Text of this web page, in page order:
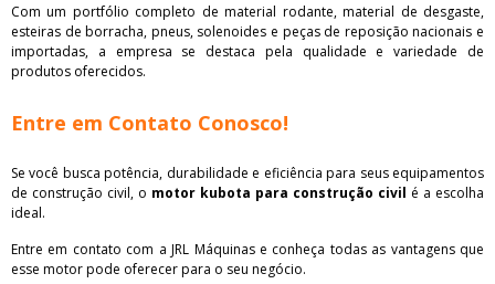
Com um portfólio completo de material rodante, material de desgaste,
esteiras de borracha, pneus, solenoides e peças de reposição nacionais e
importadas, a empresa se destaca pela qualidade e variedade de
produtos oferecidos.
Entre em Contato Conosco!
Se você busca potência, durabilidade e eficiência para seus equipamentos
de construção civil, o motor kubota para construção civil é a escolha
ideal.
Entre em contato com a JRL Máquinas e conheça todas as vantagens que
esse motor pode oferecer para o seu negócio.